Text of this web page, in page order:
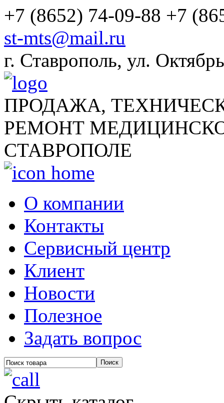
+7 (8652) 74-09-88 +7
st-mts@mail.ru
г. Ставрополь, ул.
ПРОДАЖА,
РЕМОНТ
СТАВРОПОЛЕ
О компании
Контакты
Сервисный центр
Клиент
Новости
Полезное
Задать вопрос